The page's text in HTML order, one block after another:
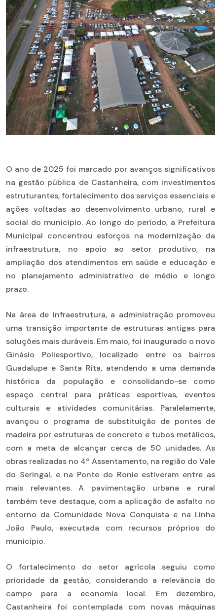
O ano de 2025 foi marcado por avanços significativos
na gestão pública de Castanheira, com investimentos
estruturantes, fortalecimento dos serviços essenciais e
ações voltadas ao desenvolvimento urbano, rural e
social do município. Ao longo do período, a Prefeitura
Municipal concentrou esforços na modernização da
infraestrutura, no apoio ao setor produtivo, na
ampliação dos atendimentos em saúde e educação e
no planejamento administrativo de médio e longo
prazo.
Na área de infraestrutura, a administração promoveu
uma transição importante de estruturas antigas para
soluções mais duráveis. Em maio, foi inaugurado o novo
Ginásio Poliesportivo, localizado entre os bairros
Guadalupe e Santa Rita, atendendo a uma demanda
histórica da população e consolidando-se como
espaço central para práticas esportivas, eventos
culturais e atividades comunitárias. Paralelamente,
avançou o programa de substituição de pontes de
madeira por estruturas de concreto e tubos metálicos,
com a meta de alcançar cerca de 50 unidades. As
obras realizadas no 4º Assentamento, na região do Vale
do Seringal, e na Ponte do Ronie estiveram entre as
mais relevantes. A pavimentação urbana e rural
também teve destaque, com a aplicação de asfalto no
entorno da Comunidade Nova Conquista e na Linha
João Paulo, executada com recursos próprios do
município.
O fortalecimento do setor agrícola seguiu como
prioridade da gestão, considerando a relevância do
campo para a economia local. Em dezembro,
Castanheira foi contemplada com novas máquinas